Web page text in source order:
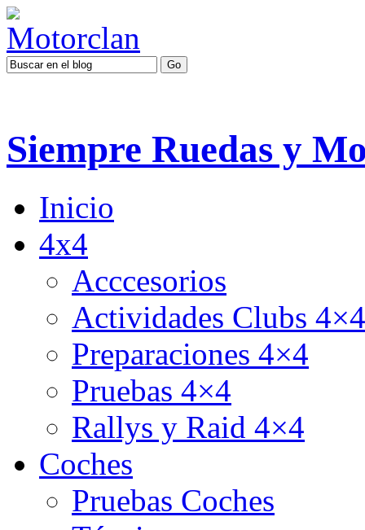
Siempre Ruedas y
Inicio
4x4
Acccesorios
Actividades Clubs 4×4
Preparaciones 4×4
Pruebas 4×4
Rallys y Raid 4×4
Coches
Pruebas Coches